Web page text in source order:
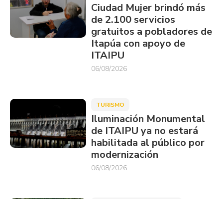
Ciudad Mujer brindó más
de 2.100 servicios
gratuitos a pobladores de
Itapúa con apoyo de
ITAIPU
06/08/2026
TURISMO
Iluminación Monumental
de ITAIPU ya no estará
habilitada al público por
modernización
06/08/2026